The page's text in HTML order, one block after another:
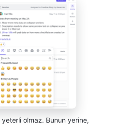
olmaz. Bunun yerine,